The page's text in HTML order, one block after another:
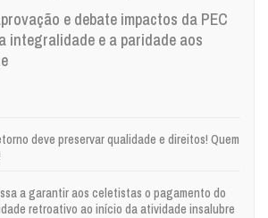
e debate impactos da PEC
integralidade e a paridade aos
deve preservar qualidade e direitos! Quem
a garantir aos celetistas o pagamento do
retroativo ao início da atividade insalubre